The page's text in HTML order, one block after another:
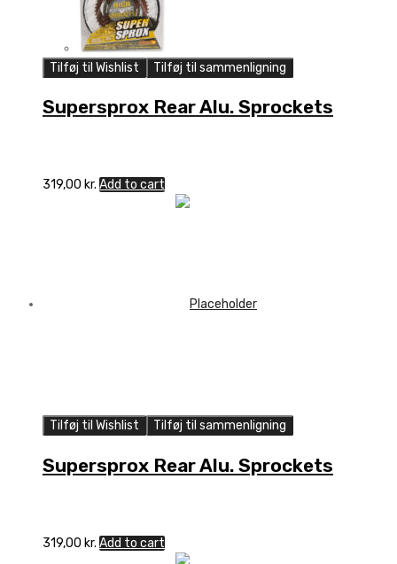
Tilføj til Wishlist Tilføj til sammenligning
Supersprox Rear Alu. Sprockets
319,00 kr. Add to cart
Tilføj til Wishlist Tilføj til sammenligning
Supersprox Rear Alu. Sprockets
319,00 kr. Add to cart